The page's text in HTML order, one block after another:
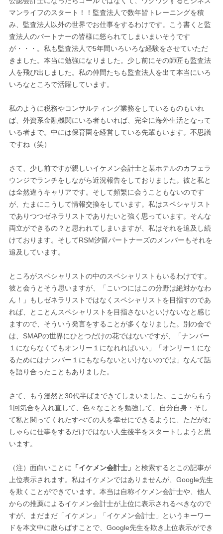
マンライフのスタート！！監査法人で数年皆トレーニングを積
み、監査法人以外の世界でお仕事をするわけです。こう書くと監
査法人のパートナーの皆様に怒られてしまいまいそうです
が・・・。私も監査法人で5年間いろいろな経験をさせていただ
きました。本当に勉強になりました。少し前にその師匠も監査法
人を飛び出しました。私の仲間たちも監査法人を出て本当にいろ
いろなところで活躍しています。
私のように税務やコンサルティング業務をしているものもいれ
ば、外資系金融機関にいる者もいれば、完全に海外生活となって
いる者まで。中には保育園を経営している先輩もいます。不思議
ですね（笑）
さて、少し前ですが親しいイケメン会計士と某ホテルのカフェラ
ウンジでランチをしながら近況報告をしておりました。彼と私と
は全然違うキャリアです。そして頻繁に会うこともないのです
が、たまにこうして情報交換をしています。私はスペシャリスト
でありつつゼネラリストでありたいと強く思っています。そんな
両立ができるの？と思われてしまいますが、私はそれを追及し続
けております。そしてRSM汐留パートナーズのメンバーもそれを
追及しています。
ところがスペシャリストの中のスペシャリストもいるわけです。
彼と会うとそう思いますが、「こいつにはこの分野は絶対かなわ
ん！」もしゼネラリストではなくスペシャリストを目指すのであ
れば、とことんスペシャリストを目指さないといけないなと感じ
ますので、そういう発言をすることが多くなりました。別の会で
は、SMAPの世界にひとつだけの花ではないですが、「ナンバー
１にならなくてもオンリー１になれればいい」「オンリー１にな
るためにはナンバー１にもならないといけないのでは」なんて話
を語り合ったこともありました。
さて、もう漫然と30代半ばまできてしまいました。ここからもう
1回気合を入れ直して、色々なことを勉強して、自分自身・そし
て私と関ってくれたすべての人を幸せにできるように、ただがむ
しゃらに仕事をするだけではない人生後半をスタートしようと思
います。
（注）面白いことに 「イケメン会計士」 と検索するとこの記事が
上位表示されます。私はイケメンではありませんが、Google先生
を欺くことができています。本当は自称イケメン会計士や、他人
からの推薦によるイケメン会計士が上位に表示されるべきなので
すが、まだまだ「イケメン」「イケメン会計士」というキーワー
ドを本文中に散らばすことで、Google先生を欺き上位表示ができ